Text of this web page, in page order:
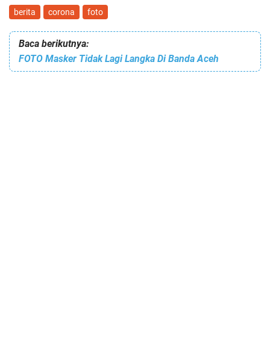
berita corona foto
Baca berikutnya:
FOTO Masker Tidak Lagi Langka Di Banda Aceh